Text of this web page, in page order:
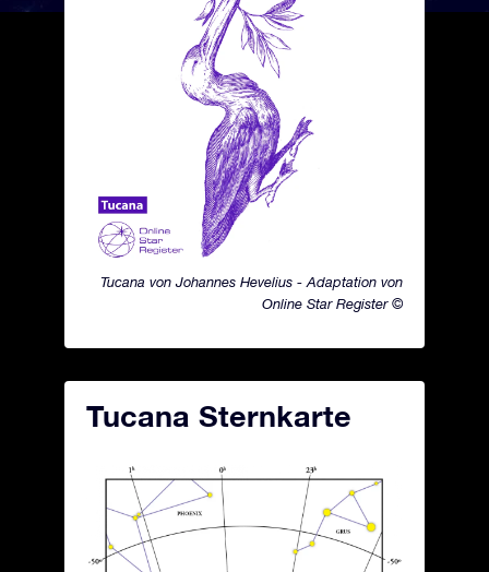
Tucana von Johannes Hevelius - Adaptation von
Online Star Register ©
Tucana Sternkarte